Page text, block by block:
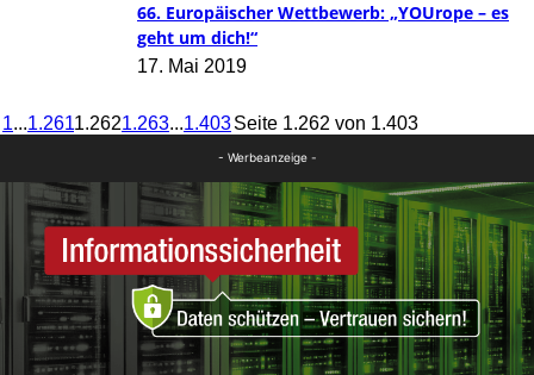
66. Europäischer Wettbewerb: „YOUrope – es
geht um dich!“
17. Mai 2019
1...1.2611.2621.263...1.403Seite 1.262 von 1.403
- Werbeanzeige -